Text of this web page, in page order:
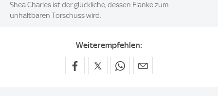
Shea Charles ist der glückliche, dessen Flanke zum
unhaltbaren Torschuss wird.
Weiterempfehlen: